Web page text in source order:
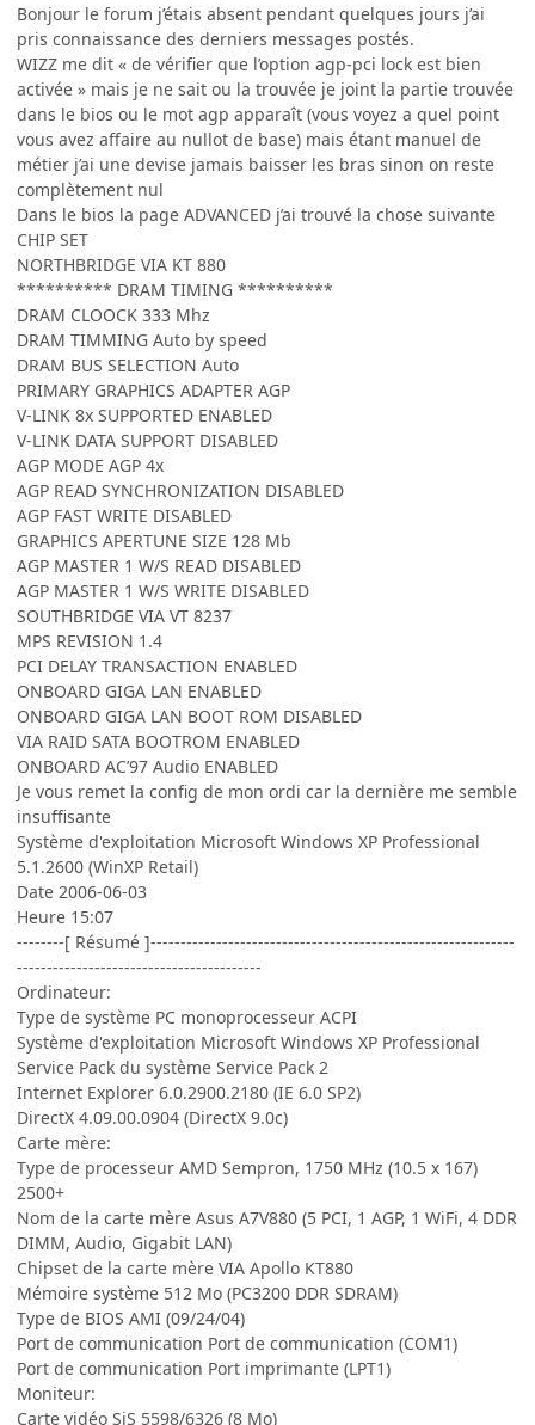
Bonjour le forum j’étais absent pendant quelques jours j’ai
pris connaissance des derniers messages postés.
WIZZ me dit « de vérifier que l’option agp-pci lock est bien
activée » mais je ne sait ou la trouvée je joint la partie trouvée
dans le bios ou le mot agp apparaît (vous voyez a quel point
vous avez affaire au nullot de base) mais étant manuel de
métier j’ai une devise jamais baisser les bras sinon on reste
complètement nul
Dans le bios la page ADVANCED j’ai trouvé la chose suivante
CHIP SET
NORTHBRIDGE VIA KT 880
********** DRAM TIMING **********
DRAM CLOOCK 333 Mhz
DRAM TIMMING Auto by speed
DRAM BUS SELECTION Auto
PRIMARY GRAPHICS ADAPTER AGP
V-LINK 8x SUPPORTED ENABLED
V-LINK DATA SUPPORT DISABLED
AGP MODE AGP 4x
AGP READ SYNCHRONIZATION DISABLED
AGP FAST WRITE DISABLED
GRAPHICS APERTUNE SIZE 128 Mb
AGP MASTER 1 W/S READ DISABLED
AGP MASTER 1 W/S WRITE DISABLED
SOUTHBRIDGE VIA VT 8237
MPS REVISION 1.4
PCI DELAY TRANSACTION ENABLED
ONBOARD GIGA LAN ENABLED
ONBOARD GIGA LAN BOOT ROM DISABLED
VIA RAID SATA BOOTROM ENABLED
ONBOARD AC’97 Audio ENABLED
Je vous remet la config de mon ordi car la dernière me semble
insuffisante
Système d'exploitation Microsoft Windows XP Professional
5.1.2600 (WinXP Retail)
Date 2006-06-03
Heure 15:07
--------[ Résumé ]-------------------------------------------------------------
-----------------------------------------
Ordinateur:
Type de système PC monoprocesseur ACPI
Système d'exploitation Microsoft Windows XP Professional
Service Pack du système Service Pack 2
Internet Explorer 6.0.2900.2180 (IE 6.0 SP2)
DirectX 4.09.00.0904 (DirectX 9.0c)
Carte mère:
Type de processeur AMD Sempron, 1750 MHz (10.5 x 167)
2500+
Nom de la carte mère Asus A7V880 (5 PCI, 1 AGP, 1 WiFi, 4 DDR
DIMM, Audio, Gigabit LAN)
Chipset de la carte mère VIA Apollo KT880
Mémoire système 512 Mo (PC3200 DDR SDRAM)
Type de BIOS AMI (09/24/04)
Port de communication Port de communication (COM1)
Port de communication Port imprimante (LPT1)
Moniteur:
Carte vidéo SiS 5598/6326 (8 Mo)